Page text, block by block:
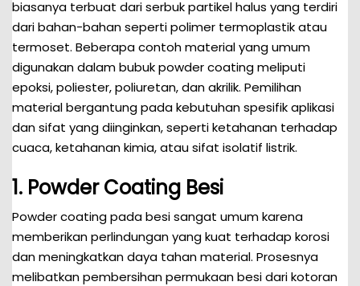
biasanya terbuat dari serbuk partikel halus yang terdiri
dari bahan-bahan seperti polimer termoplastik atau
termoset. Beberapa contoh material yang umum
digunakan dalam bubuk powder coating meliputi
epoksi, poliester, poliuretan, dan akrilik. Pemilihan
material bergantung pada kebutuhan spesifik aplikasi
dan sifat yang diinginkan, seperti ketahanan terhadap
cuaca, ketahanan kimia, atau sifat isolatif listrik.
1. Powder Coating Besi
Powder coating pada besi sangat umum karena
memberikan perlindungan yang kuat terhadap korosi
dan meningkatkan daya tahan material. Prosesnya
melibatkan pembersihan permukaan besi dari kotoran